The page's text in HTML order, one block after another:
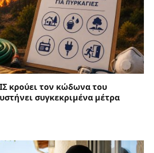
κρούει τον κώδωνα του
συγκεκριμένα μέτρα